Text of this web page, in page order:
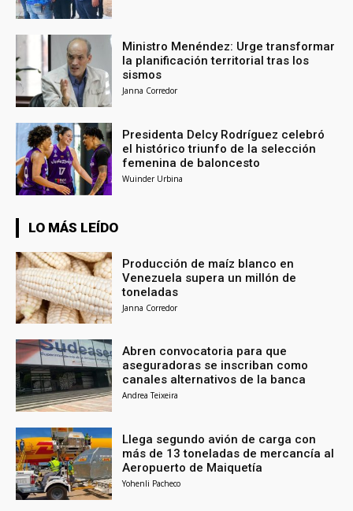
Ministro Menéndez: Urge transformar
la planificación territorial tras los
sismos
Janna Corredor
Presidenta Delcy Rodríguez celebró
el histórico triunfo de la selección
femenina de baloncesto
Wuinder Urbina
LO MÁS LEÍDO
Producción de maíz blanco en
Venezuela supera un millón de
toneladas
Janna Corredor
Abren convocatoria para que
aseguradoras se inscriban como
canales alternativos de la banca
Andrea Teixeira
Llega segundo avión de carga con
más de 13 toneladas de mercancía al
Aeropuerto de Maiquetía
Yohenli Pacheco